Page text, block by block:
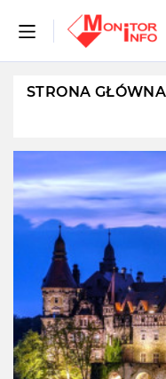
STRONA GŁÓWNA